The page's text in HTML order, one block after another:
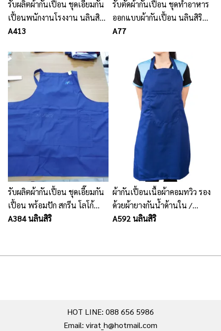
รับผลิตผ้ากันเปื้อน ชุดเอี๊ยมกัน
เปื้อนพนักงานโรงงาน นลินสิริ
2015 จำกัด
A413
รับตัดผ้ากันเปื้อน ชุดทำอาหาร
ออกแบบผ้ากันเปื้อน นลินสิริ
แหลมฉบัง
A77
รับผลิตผ้ากันเปื้อน ชุดเอี๊ยมกัน
เปื้อน พร้อมปัก สกรีน โลโก้
นลินสิริ 2015 จำกัด ศรีราชา
A384 นลินสิริ
ผ้ากันเปื้อนเนื้อผ้าคอมทวิว รอง
ด้วยผ้ายางกันน้ำด้านใน /
โรงงานผลิตผ้ากันเปื้อน
A592 นลินสิริ
HOT LINE: 088 656 5986
Email: virat_h@hotmail.com